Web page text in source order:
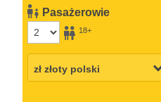
Pasażerowie
18+